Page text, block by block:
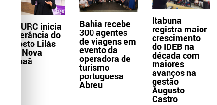
AMURC inicia
Itinerância do
Agosto Lilás
em Nova
Canaã
Bahia recebe
300 agentes
de viagens em
evento da
operadora de
turismo
portuguesa
Abreu
Itabuna
registra maior
crescimento
do IDEB na
década com
maiores
avanços na
gestão
Augusto
Castro